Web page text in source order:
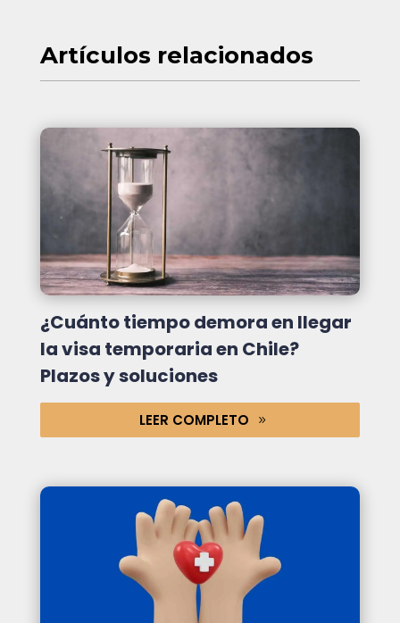
Artículos relacionados
¿Cuánto tiempo demora en llegar
la visa temporaria en Chile?
Plazos y soluciones
LEER COMPLETO